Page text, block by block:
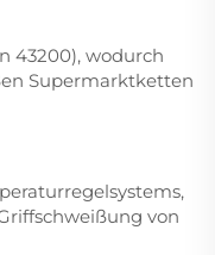
43200), wodurch
Supermarktketten
von